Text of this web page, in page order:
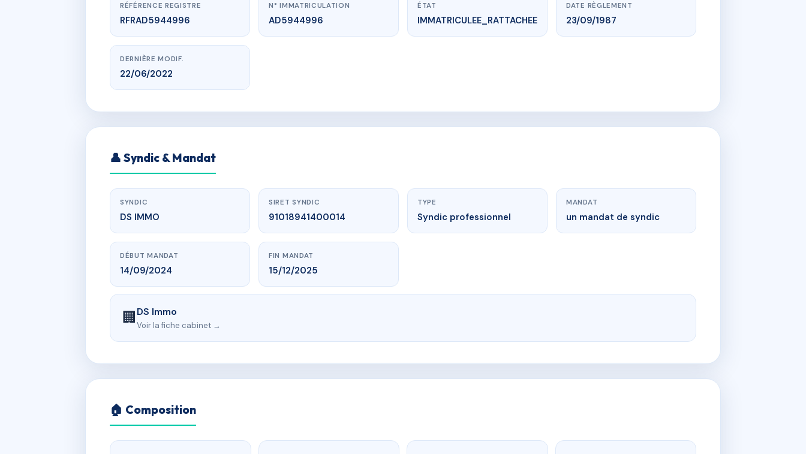
RÉFÉRENCE REGISTRE
RFRAD5944996
N° IMMATRICULATION
AD5944996
ÉTAT
IMMATRICULEE_RATTACHEE
DATE RÈGLEMENT
23/09/1987
DERNIÈRE MODIF.
22/06/2022
👤 Syndic & Mandat
SYNDIC
DS IMMO
SIRET SYNDIC
91018941400014
TYPE
Syndic professionnel
MANDAT
un mandat de syndic
DÉBUT MANDAT
14/09/2024
FIN MANDAT
15/12/2025
🏢DS Immo
Voir la fiche cabinet →
🏠 Composition